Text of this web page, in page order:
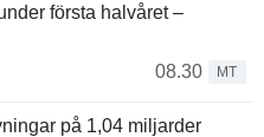
första halvåret –
08.30
MT
på 1,04 miljarder